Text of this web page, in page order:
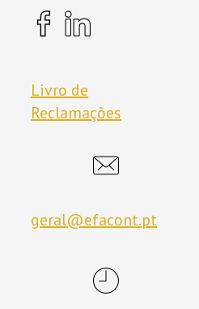
Livro de
Reclamações
geral@efacont.pt